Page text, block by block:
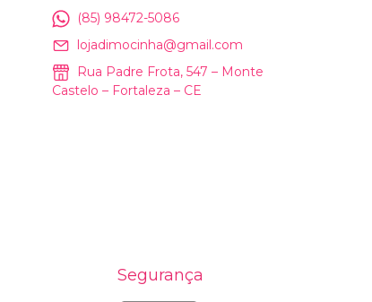
(85) 98472-5086
lojadimocinha@gmail.com
Rua Padre Frota, 547 – Monte
Castelo – Fortaleza – CE
Segurança